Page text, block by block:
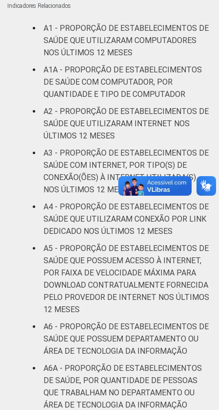
Diagnose
e Terapia
Interior
Essa tabela foi corrigida em maio de 2015.
Para mais informações, acesse
https://cetic.br/noticia/cetic-br-informa-
correcao-dos-resultados-da-pesquisa-tic-
saude-2013/
1Base: 1513 estabelecimentos de saúde que
declararam ter utilizado Internet nos últimos
12 meses em relação ao momento da
entrevista. Estimativa: 68.365
estabelecimentos. Respostas estimuladas.
Dados coletados entre fevereiro de 2013 e
Fonte: NIC.br - fev 2013 / jun 2013
Indicadores Relacionados
A1 - PROPORÇÃO DE ESTABELECIMENTOS DE
SAÚDE QUE UTILIZARAM COMPUTADORES
NOS ÚLTIMOS 12 MESES
A1A - PROPORÇÃO DE ESTABELECIMENTOS
DE SAÚDE COM COMPUTADOR, POR
QUANTIDADE E TIPO DE COMPUTADOR
A2 - PROPORÇÃO DE ESTABELECIMENTOS DE
SAÚDE QUE UTILIZARAM INTERNET NOS
ÚLTIMOS 12 MESES
A3 - PROPORÇÃO DE ESTABELECIMENTOS DE
SAÚDE COM INTERNET, POR TIPO(S) DE
CONEXÃO(ÕES) À INTERNET UTILIZADA(S)
NOS ÚLTIMOS 12 MESES
A4 - PROPORÇÃO DE ESTABELECIMENTOS DE
SAÚDE QUE UTILIZARAM CONEXÃO POR LINK
DEDICADO NOS ÚLTIMOS 12 MESES
A5 - PROPORÇÃO DE ESTABELECIMENTOS DE
SAÚDE QUE POSSUEM ACESSO À INTERNET,
POR FAIXA DE VELOCIDADE MÁXIMA PARA
DOWNLOAD CONTRATUALMENTE FORNECIDA
PELO PROVEDOR DE INTERNET NOS ÚLTIMOS
12 MESES
A6 - PROPORÇÃO DE ESTABELECIMENTOS DE
SAÚDE QUE POSSUEM DEPARTAMENTO OU
ÁREA DE TECNOLOGIA DA INFORMAÇÃO
A6A - PROPORÇÃO DE ESTABELECIMENTOS
DE SAÚDE, POR QUANTIDADE DE PESSOAS
QUE TRABALHAM NO DEPARTAMENTO OU
ÁREA DE TECNOLOGIA DA INFORMAÇÃO